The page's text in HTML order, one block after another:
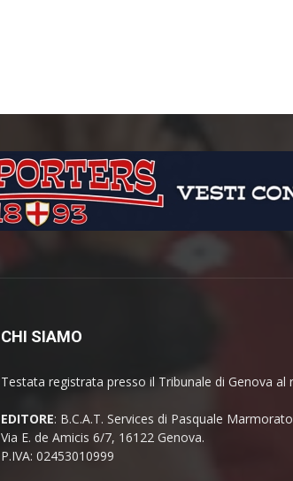
CHI SIAMO
Testata registrata presso il Tribunale di Genova
EDITORE: B.C.A.T. Services di Pasquale
Via E. de Amicis 6/7, 16122 Genova.
P.IVA: 02453010999